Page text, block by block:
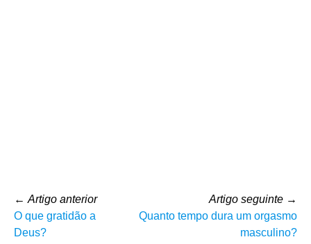
← Artigo anterior
O que gratidão a
Deus?
Artigo seguinte →
Quanto tempo dura um orgasmo
masculino?